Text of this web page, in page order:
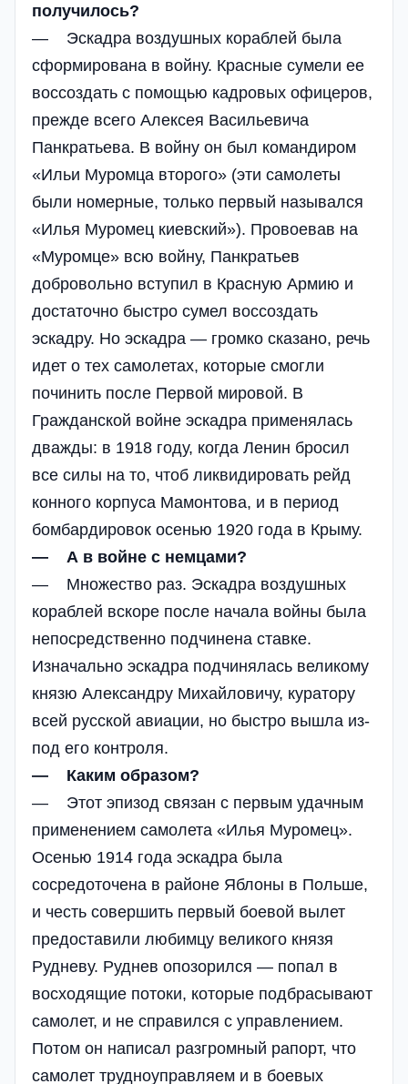
получилось?
— Эскадра воздушных кораблей была
сформирована в войну. Красные сумели ее
воссоздать с помощью кадровых офицеров,
прежде всего Алексея Васильевича
Панкратьева. В войну он был командиром
«Ильи Муромца второго» (эти самолеты
были номерные, только первый назывался
«Илья Муромец киевский»). Провоевав на
«Муромце» всю войну, Панкратьев
добровольно вступил в Красную Армию и
достаточно быстро сумел воссоздать
эскадру. Но эскадра — громко сказано, речь
идет о тех самолетах, которые смогли
починить после Первой мировой. В
Гражданской войне эскадра применялась
дважды: в 1918 году, когда Ленин бросил
все силы на то, чтоб ликвидировать рейд
конного корпуса Мамонтова, и в период
бомбардировок осенью 1920 года в Крыму.
— А в войне с немцами?
— Множество раз. Эскадра воздушных
кораблей вскоре после начала войны была
непосредственно подчинена ставке.
Изначально эскадра подчинялась великому
князю Александру Михайловичу, куратору
всей русской авиации, но быстро вышла из-
под его контроля.
— Каким образом?
— Этот эпизод связан с первым удачным
применением самолета «Илья Муромец».
Осенью 1914 года эскадра была
сосредоточена в районе Яблоны в Польше,
и честь совершить первый боевой вылет
предоставили любимцу великого князя
Рудневу. Руднев опозорился — попал в
восходящие потоки, которые подбрасывают
самолет, и не справился с управлением.
Потом он написал разгромный рапорт, что
самолет трудноуправляем и в боевых